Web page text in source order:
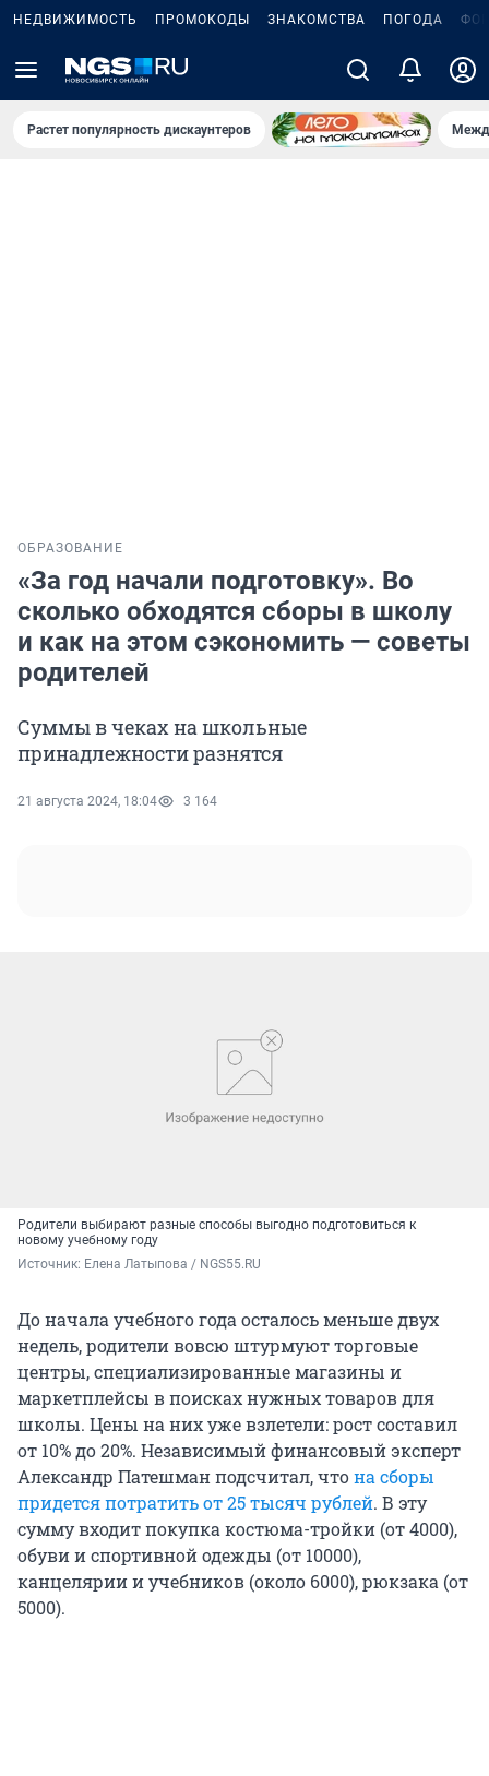
НЕДВИЖИМОСТЬ ПРОМОКОДЫ ЗНАКОМСТВА ПОГОДА
Растет популярность дискаунтеров
ОБРАЗОВАНИЕ
«За год начали подготовку». Во
сколько обходятся сборы в школу
и как на этом сэкономить — советы
родителей
Суммы в чеках на школьные
принадлежности разнятся
21 августа 2024, 18:04 3 164
Родители выбирают разные способы выгодно подготовиться к
новому учебному году
Источник: Елена Латыпова / NGS55.RU
До начала учебного года осталось меньше двух
недель, родители вовсю штурмуют торговые
центры, специализированные магазины и
маркетплейсы в поисках нужных товаров для
школы. Цены на них уже взлетели: рост составил
от 10% до 20%. Независимый финансовый эксперт
Александр Патешман подсчитал, чтона сборы
придется потратить от 25 тысяч рублей. В эту
сумму входит покупка костюма-тройки (от 4000),
обуви и спортивной одежды (от 10000),
канцелярии и учебников (около 6000), рюкзака (от
5000).